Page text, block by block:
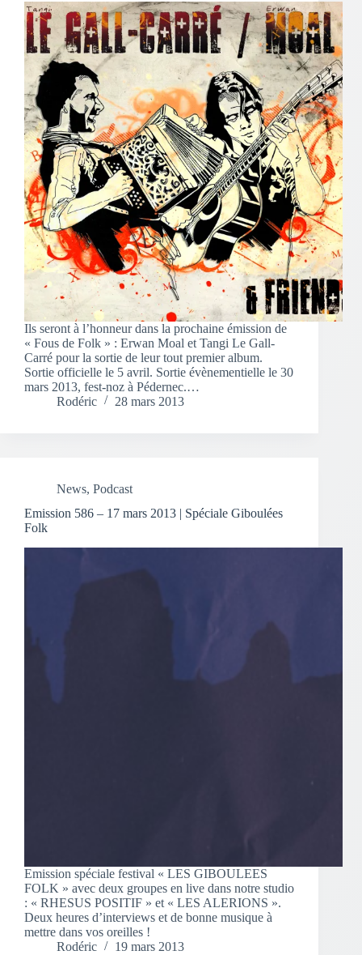
Ils seront à l’honneur dans la prochaine émission de
« Fous de Folk » : Erwan Moal et Tangi Le Gall-
Carré pour la sortie de leur tout premier album.
Sortie officielle le 5 avril. Sortie évènementielle le 30
mars 2013, fest-noz à Pédernec.…
Rodéric
28 mars 2013
News, Podcast
Emission 586 – 17 mars 2013 | Spéciale Giboulées
Folk
Emission spéciale festival « LES GIBOULEES
FOLK » avec deux groupes en live dans notre studio
: « RHESUS POSITIF » et « LES ALERIONS ».
Deux heures d’interviews et de bonne musique à
mettre dans vos oreilles !
Rodéric
19 mars 2013